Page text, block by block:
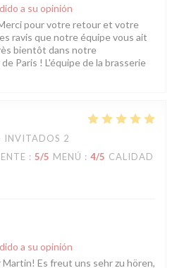
a su opinión
pour votre retour et votre
ravis que notre équipe vous ait
bientôt dans notre
Paris ! L'équipe de la brasserie
2
: 5/5 MENÚ : 4/5 CALIDAD
a su opinión
Es freut uns sehr zu hören,